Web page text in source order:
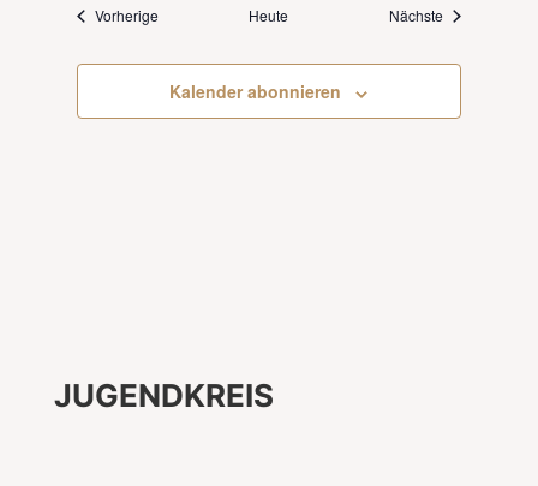
Vorherige VeranstaltungenHeute Nächste
Kalender abonnieren
JUGENDKREIS